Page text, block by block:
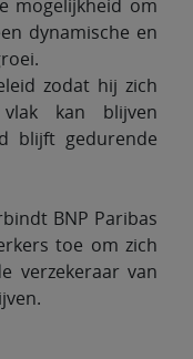
mogelijkheid om
dynamische en
zodat hij zich
kan blijven
blijft gedurende
BNP Paribas
toe om zich
verzekeraar van